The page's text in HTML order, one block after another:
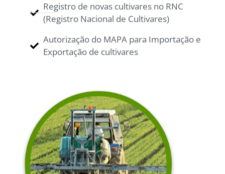
Registro de novas cultivares no RNC
(Registro Nacional de Cultivares)
Autorização do MAPA para Importação e
Exportação de cultivares